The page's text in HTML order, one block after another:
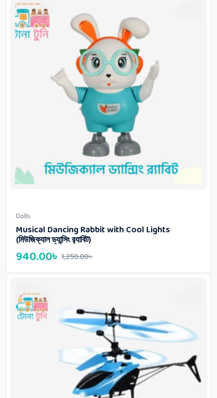
Dolls
Musical Dancing Rabbit with Cool Lights
(মিউজিক্যাল ড্যান্সিং র‍্যাবিট)
1,250.00৳
940.00৳